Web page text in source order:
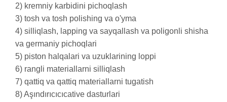
2) kremniy karbidini pichoqlash
3) tosh va tosh polishing va o'yma
4) silliqlash, lapping va sayqallash va poligonli shisha
va germaniy pichoqlari
5) piston halqalari va uzuklarining loppi
6) rangli materiallarni silliqlash
7) qattiq va qattiq materiallarni tugatish
8) Aşındırıcıcıcative dasturlari